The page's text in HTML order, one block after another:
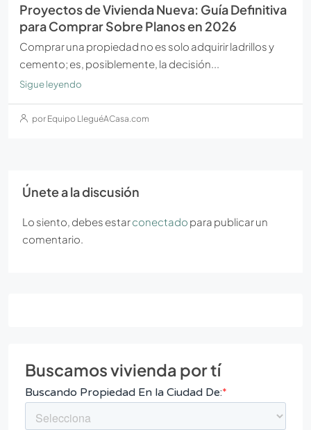
Proyectos de Vivienda Nueva: Guía Definitiva
para Comprar Sobre Planos en 2026
Comprar una propiedad no es solo adquirir ladrillos y
cemento; es, posiblemente, la decisión...
Sigue leyendo
por Equipo LleguéACasa.com
Únete a la discusión
Lo siento, debes estarconectado para publicar un
comentario.
Buscamos vivienda por tí